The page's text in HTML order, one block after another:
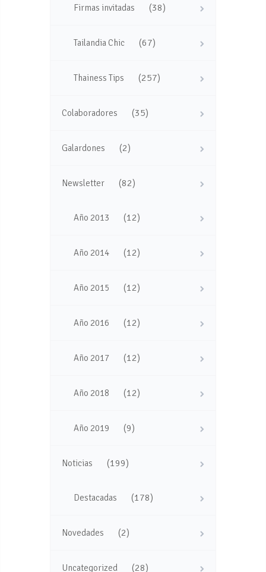
Firmas invitadas (38)
Tailandia Chic (67)
Thainess Tips (257)
Colaboradores (35)
Galardones (2)
Newsletter (82)
Año 2013 (12)
Año 2014 (12)
Año 2015 (12)
Año 2016 (12)
Año 2017 (12)
Año 2018 (12)
Año 2019 (9)
Noticias (199)
Destacadas (178)
Novedades (2)
Uncategorized (28)